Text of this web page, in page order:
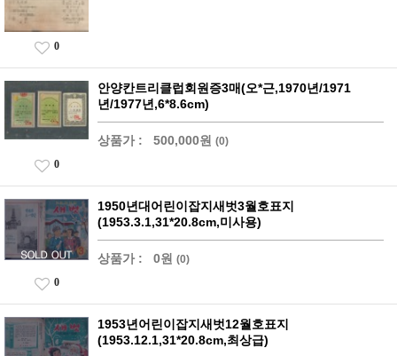
0
안양칸트리클럽회원증3매(오*근,1970년/1971
년/1977년,6*8.6cm)
상품가 : 500,000원 (0)
0
1950년대어린이잡지새벗3월호표지
(1953.3.1,31*20.8cm,미사용)
상품가 : 0원 (0)
0
1953년어린이잡지새벗12월호표지
(1953.12.1,31*20.8cm,최상급)